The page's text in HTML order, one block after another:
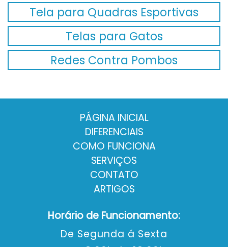
Tela para Quadras Esportivas
Telas para Gatos
Redes Contra Pombos
PÁGINA INICIAL
DIFERENCIAIS
COMO FUNCIONA
SERVIÇOS
CONTATO
ARTIGOS
Horário de Funcionamento:
De Segunda á Sexta